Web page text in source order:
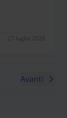
27 luglio 2026
5 6
Avanti